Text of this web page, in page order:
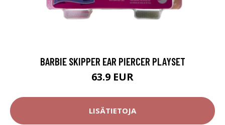
BARBIE SKIPPER EAR PIERCER PLAYSET
63.9 EUR
LISÄTIETOJA